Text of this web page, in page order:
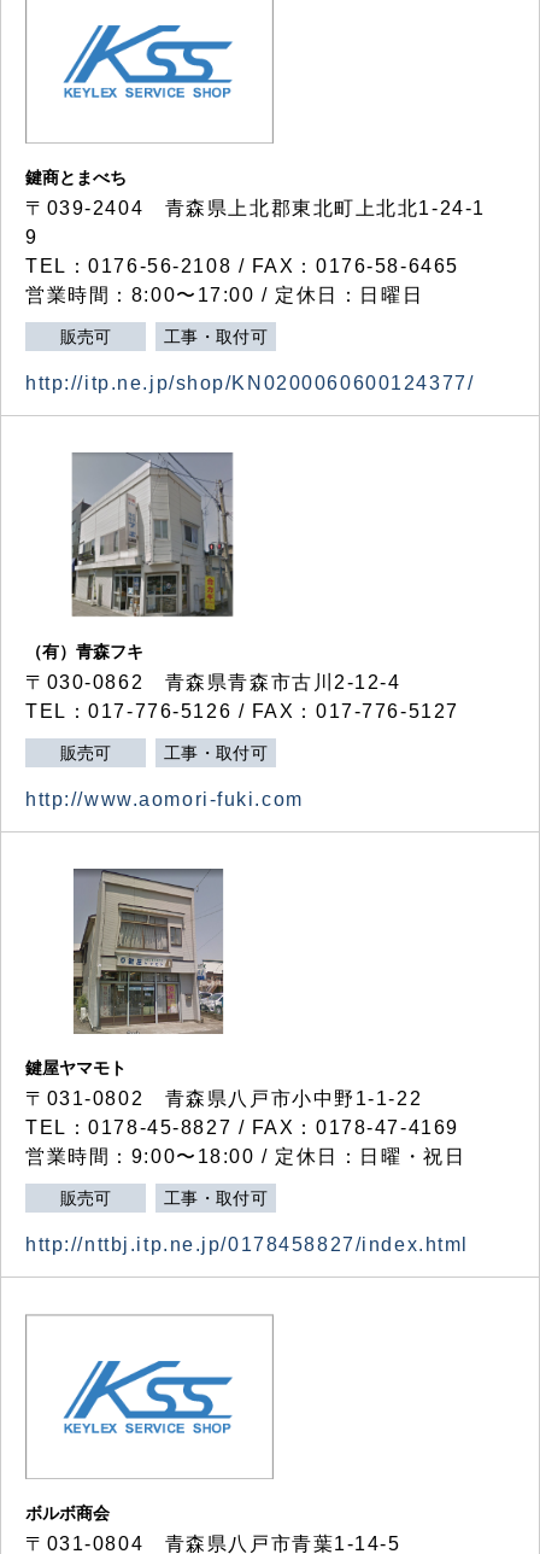
鍵商とまべち
〒039-2404 青森県上北郡東北町上北北1-24-1
9
TEL：0176-56-2108 / FAX：0176-58-6465
営業時間：8:00〜17:00 / 定休日：日曜日
販売可 工事・取付可
http://itp.ne.jp/shop/KN0200060600124377/
（有）青森フキ
〒030-0862 青森県青森市古川2-12-4
TEL：017-776-5126 / FAX：017-776-5127
販売可 工事・取付可
http://www.aomori-fuki.com
鍵屋ヤマモト
〒031-0802 青森県八戸市小中野1-1-22
TEL：0178-45-8827 / FAX：0178-47-4169
営業時間：9:00〜18:00 / 定休日：日曜・祝日
販売可 工事・取付可
http://nttbj.itp.ne.jp/0178458827/index.html
ボルボ商会
〒031-0804 青森県八戸市青葉1-14-5